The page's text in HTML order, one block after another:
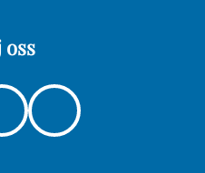
oss
Instagram
Linkedin